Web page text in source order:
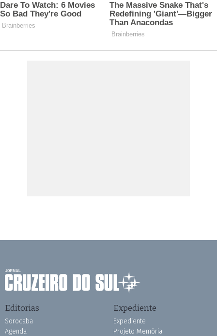
Editorias
Sorocaba
Agenda
Expediente
Expediente
Projeto Memória